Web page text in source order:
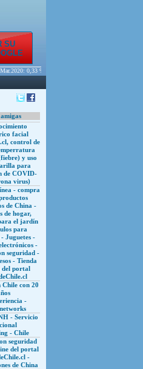
SU
0,33 % Feb.2020: 0,45 % Ene.2020: 0,56 %
facial
control de
y uso
para
de COVID-
virus)
- compra
de China -
de hogar,
el jardín
para
Juguetes -
-
seguridad -
- Tienda
del portal
Chile con 20
-
- Servicio
- Chile
seguridad
del portal
-
de China